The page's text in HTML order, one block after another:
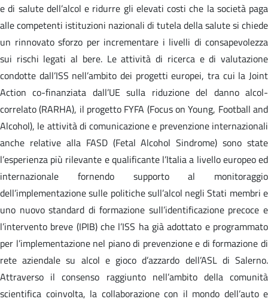
e di salute dell’alcol e ridurre gli elevati costi che la società paga
alle competenti istituzioni nazionali di tutela della salute si chiede
un rinnovato sforzo per incrementare i livelli di consapevolezza
sui rischi legati al bere. Le attività di ricerca e di valutazione
condotte dall’ISS nell’ambito dei progetti europei, tra cui la Joint
Action co-finanziata dall’UE sulla riduzione del danno alcol-
correlato (RARHA), il progetto FYFA (Focus on Young, Football and
Alcohol), le attività di comunicazione e prevenzione internazionali
anche relative alla FASD (Fetal Alcohol Sindrome) sono state
l’esperienza più rilevante e qualificante l’Italia a livello europeo ed
internazionale fornendo supporto al monitoraggio
dell’implementazione sulle politiche sull’alcol negli Stati membri e
uno nuovo standard di formazione sull’identificazione precoce e
l’intervento breve (IPIB) che l’ISS ha già adottato e programmato
per l’implementazione nel piano di prevenzione e di formazione di
rete aziendale su alcol e gioco d’azzardo dell’ASL di Salerno.
Attraverso il consenso raggiunto nell’ambito della comunità
scientifica coinvolta, la collaborazione con il mondo dell’auto e